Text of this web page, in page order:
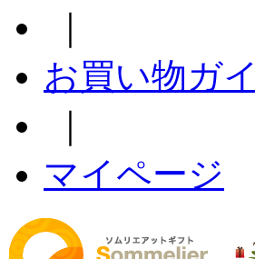
お買い物ガ
マイページ